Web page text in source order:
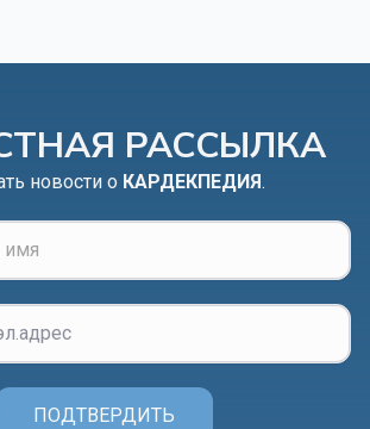
РАССЫЛКА
новости о КАРДЕКПЕДИЯ.
ПОДТВЕРДИТЬ